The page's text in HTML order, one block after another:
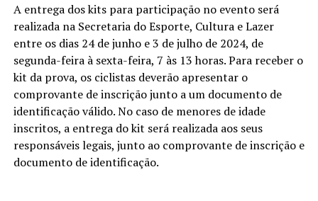
A entrega dos kits para participação no evento será
realizada na Secretaria do Esporte, Cultura e Lazer
entre os dias 24 de junho e 3 de julho de 2024, de
segunda-feira à sexta-feira, 7 às 13 horas. Para receber o
kit da prova, os ciclistas deverão apresentar o
comprovante de inscrição junto a um documento de
identificação válido. No caso de menores de idade
inscritos, a entrega do kit será realizada aos seus
responsáveis legais, junto ao comprovante de inscrição e
documento de identificação.